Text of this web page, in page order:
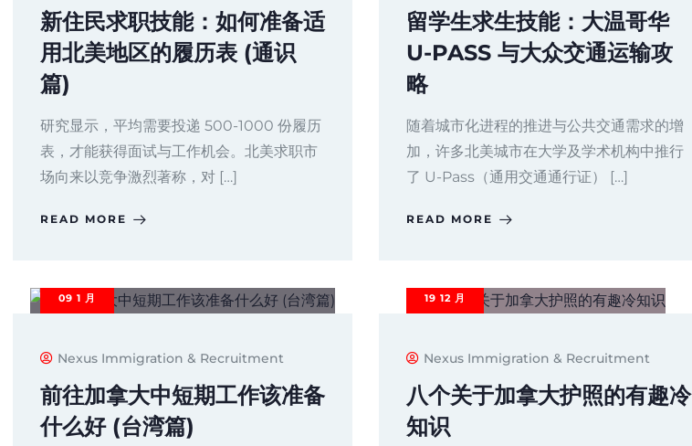
新住民求职技能：如何准备适
用北美地区的履历表 (通识
篇)
研究显示，平均需要投递 500-1000 份履历
表，才能获得面试与工作机会。北美求职市
场向来以竞争激烈著称，对 […]
READ MORE
留学生求生技能：大温哥华
U-PASS 与大众交通运输攻
略
随着城市化进程的推进与公共交通需求的增
加，许多北美城市在大学及学术机构中推行
了 U-Pass（通用交通通行证） […]
READ MORE
09 1 月
Nexus Immigration & Recruitment
前往加拿大中短期工作该准备
什么好 (台湾篇)
19 12 月
Nexus Immigration & Recruitment
八个关于加拿大护照的有趣冷
知识